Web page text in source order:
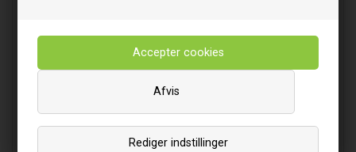
Rediger indstillinger
Afvis
Instant Misosuppe rød m.
Instant Miso Soup White m.